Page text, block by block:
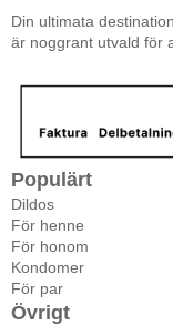
Din ultimata
är noggrant utvald för
Populärt
Dildos
För henne
För honom
Kondomer
För par
Övrigt